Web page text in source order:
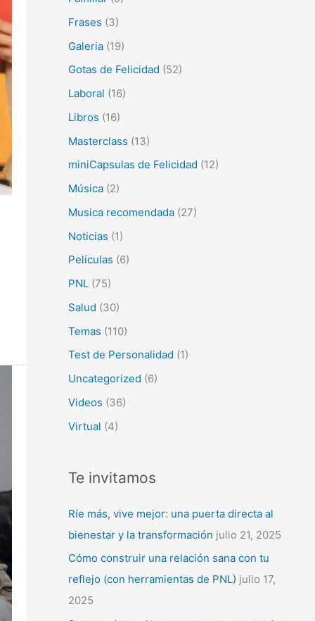
Frases (3)
Galeria(19)
Gotas de Felicidad (52)
Laboral (16)
Libros (16)
Masterclass (13)
miniCapsulas de Felicidad (12)
Música(2)
Musica recomendada(27)
Noticias (1)
Películas (6)
PNL(75)
Salud (30)
Temas (110)
Test de Personalidad (1)
Uncategorized (6)
Videos (36)
Virtual (4)
Te invitamos
Ríe más, vive mejor: una puerta directa al
bienestar y la transformación julio 21, 2025
Cómo construir una relación sana con tu
reflejo (con herramientas de PNL) julio 17,
2025